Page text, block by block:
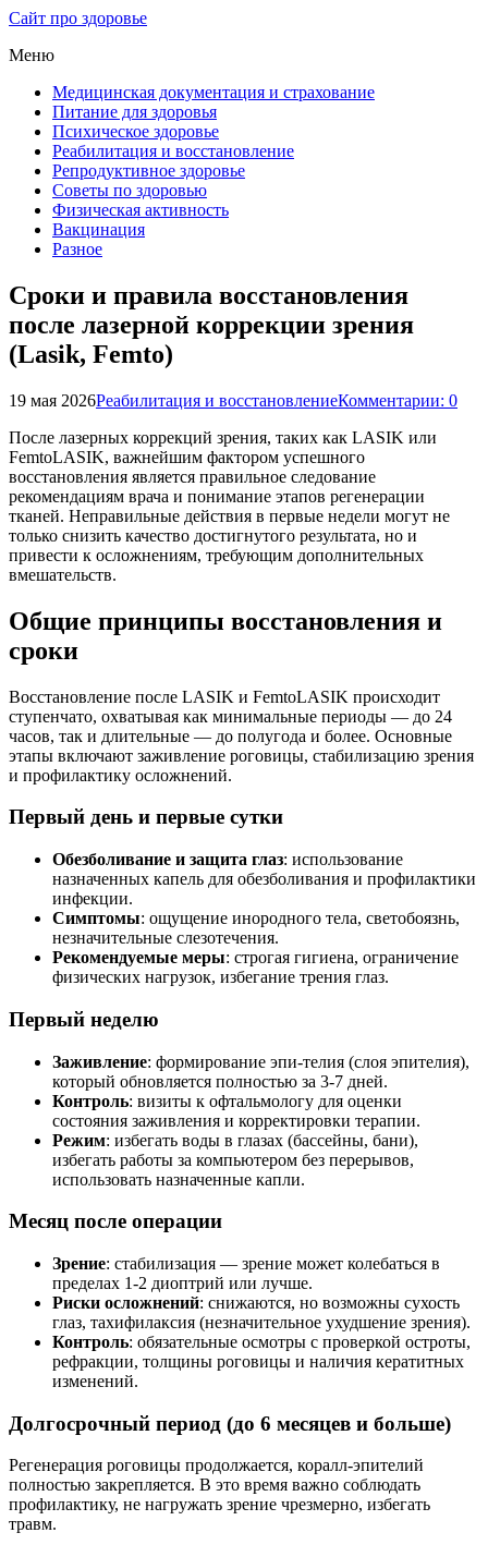
Сайт про здоровье
Меню
Медицинская документация и страхование
Питание для здоровья
Психическое здоровье
Реабилитация и восстановление
Репродуктивное здоровье
Советы по здоровью
Физическая активность
Вакцинация
Разное
Сроки и правила восстановления
после лазерной коррекции зрения
(Lasik, Femto)
19 мая 2026Реабилитация и восстановлениеКомментарии: 0
После лазерных коррекций зрения, таких как LASIK или
FemtoLASIK, важнейшим фактором успешного
восстановления является правильное следование
рекомендациям врача и понимание этапов регенерации
тканей. Неправильные действия в первые недели могут не
только снизить качество достигнутого результата, но и
привести к осложнениям, требующим дополнительных
вмешательств.
Общие принципы восстановления и
сроки
Восстановление после LASIK и FemtoLASIK происходит
ступенчато, охватывая как минимальные периоды — до 24
часов, так и длительные — до полугода и более. Основные
этапы включают заживление роговицы, стабилизацию зрения
и профилактику осложнений.
Первый день и первые сутки
Обезболивание и защита глаз: использование
назначенных капель для обезболивания и профилактики
инфекции.
Симптомы: ощущение инородного тела, светобоязнь,
незначительные слезотечения.
Рекомендуемые меры: строгая гигиена, ограничение
физических нагрузок, избегание трения глаз.
Первый неделю
Заживление: формирование эпи-телия (слоя эпителия),
который обновляется полностью за 3-7 дней.
Контроль: визиты к офтальмологу для оценки
состояния заживления и корректировки терапии.
Режим: избегать воды в глазах (бассейны, бани),
избегать работы за компьютером без перерывов,
использовать назначенные капли.
Месяц после операции
Зрение: стабилизация — зрение может колебаться в
пределах 1-2 диоптрий или лучше.
Риски осложнений: снижаются, но возможны сухость
глаз, тахифилаксия (незначительное ухудшение зрения).
Контроль: обязательные осмотры с проверкой остроты,
рефракции, толщины роговицы и наличия кератитных
изменений.
Долгосрочный период (до 6 месяцев и больше)
Регенерация роговицы продолжается, коралл-эпителий
полностью закрепляется. В это время важно соблюдать
профилактику, не нагружать зрение чрезмерно, избегать
травм.